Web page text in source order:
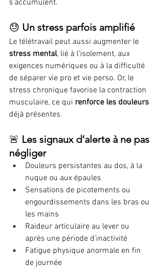
s’accumulent.
😓 Un stress parfois amplifié
Le télétravail peut aussi augmenter le
stress mental, lié à l’isolement, aux
exigences numériques ou à la difficulté
de séparer vie pro et vie perso. Or, le
stress chronique favorise la contraction
musculaire, ce qui renforce les douleurs
déjà présentes.
🚨 Les signaux d’alerte à ne pas
négliger
Douleurs persistantes au dos, à la
nuque ou aux épaules
Sensations de picotements ou
engourdissements dans les bras ou
les mains
Raideur articulaire au lever ou
après une période d’inactivité
Fatigue physique anormale en fin
de journée